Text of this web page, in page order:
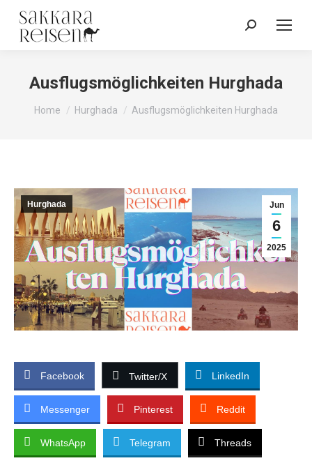
Ausflugsmöglichkeiten Hurghada
You are here:
Home Hurghada Ausflugsmöglichkeiten Hurghada
Jun
6
2025
Hurghada
Facebook Twitter/X LinkedIn
Messenger Pinterest Reddit
WhatsApp Telegram Threads